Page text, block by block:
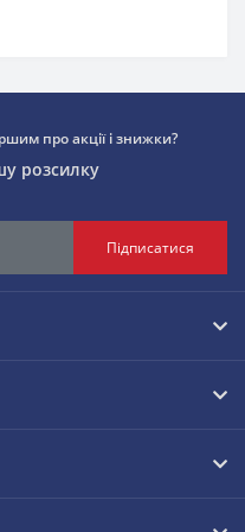
про акції і знижки?
розсилку
Підписатися